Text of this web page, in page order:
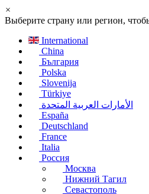
×
Выберите страну или регион,
International
China
България
Polska
Slovenija
Türkiye
الأمارات العربية المتحدة
España
Deutschland
France
Italia
Россия
Москва
Нижний Тагил
Севастополь